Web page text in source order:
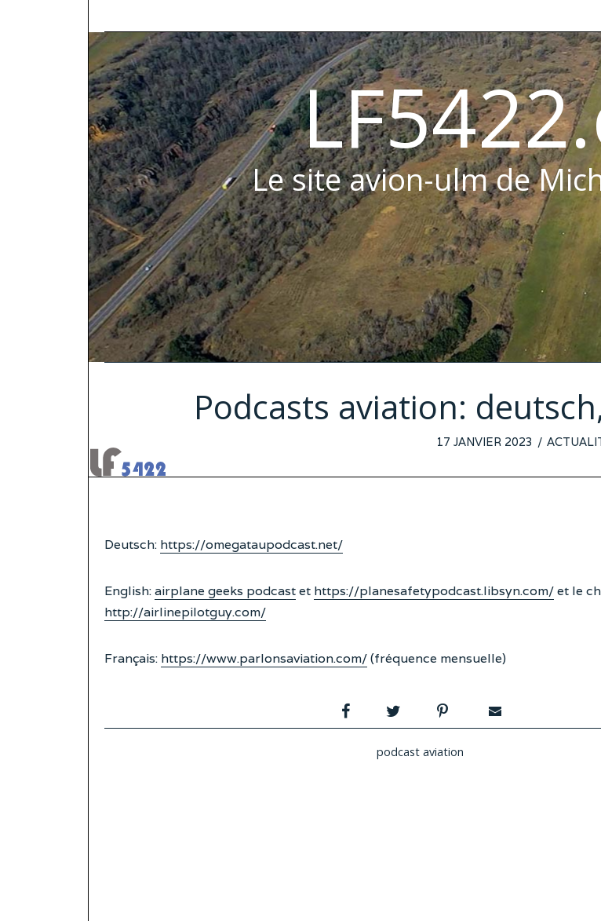
Le site avion-ulm de
Podcasts aviation:
POSTED
17 JANVIER 2023 14
2023
Deutsch: https://omegataupodcast.net/
English:airplane geeks podcastet https://planesafetypodcast.libsyn.com/et le
http://airlinepilotguy.com/
Français: https://www.parlonsaviation.com/(fréquence mensuelle)
podcast aviation